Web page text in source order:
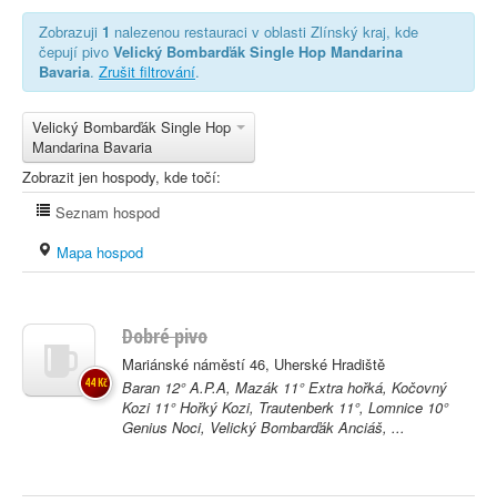
Zobrazuji 1 nalezenou restauraci v oblasti Zlínský kraj, kde
čepují pivo Velický Bombarďák Single Hop Mandarina
Bavaria. Zrušit filtrování.
Velický Bombarďák Single Hop
Mandarina Bavaria
Zobrazit jen hospody, kde točí:
Seznam hospod
Mapa hospod
Dobré pivo
Mariánské náměstí 46, Uherské Hradiště
Baran 12° A.P.A, Mazák 11° Extra hořká, Kočovný
Kozi 11° Hořký Kozi, Trautenberk 11°, Lomnice 10°
Genius Noci, Velický Bombarďák Anciáš, ...
44 Kč